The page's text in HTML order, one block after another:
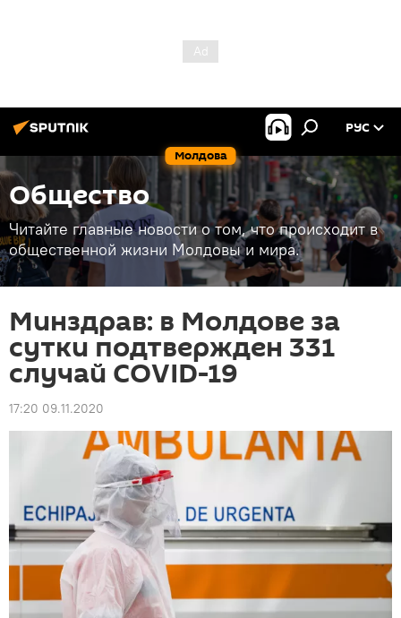
Молдова
РУС
Общество
Читайте главные новости о том, что происходит в
общественной жизни Молдовы и мира.
Минздрав: в Молдове за
сутки подтвержден 331
случай COVID-19
17:20 09.11.2020